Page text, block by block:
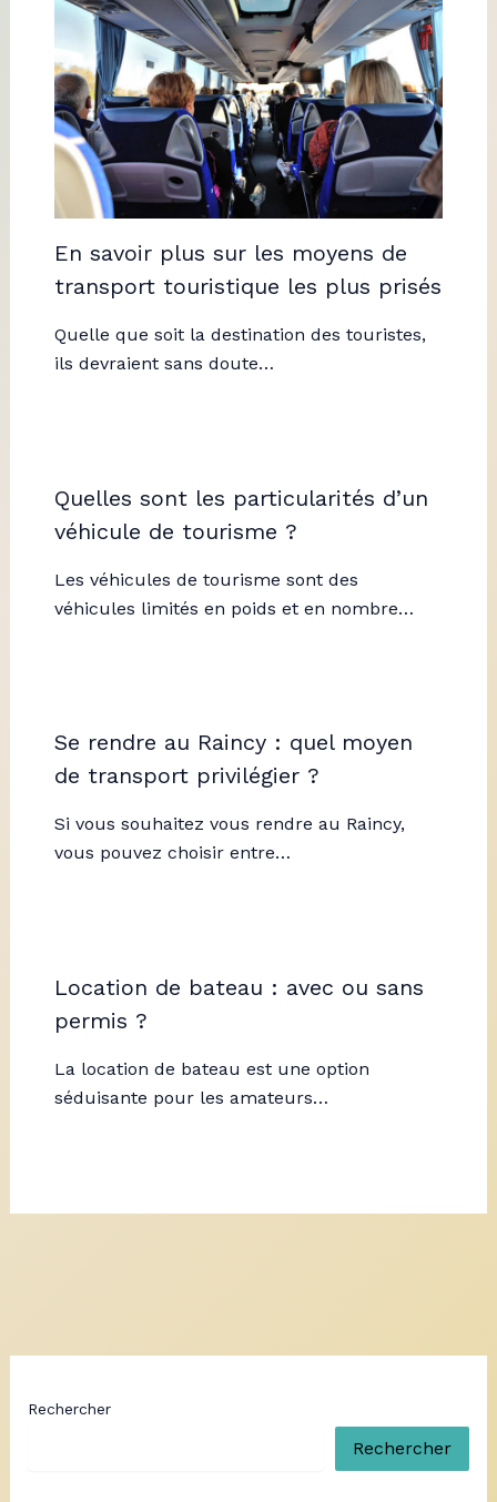
En savoir plus sur les moyens de
transport touristique les plus prisés
Quelle que soit la destination des touristes,
ils devraient sans doute…
Quelles sont les particularités d’un
véhicule de tourisme ?
Les véhicules de tourisme sont des
véhicules limités en poids et en nombre…
Se rendre au Raincy : quel moyen
de transport privilégier ?
Si vous souhaitez vous rendre au Raincy,
vous pouvez choisir entre…
Location de bateau : avec ou sans
permis ?
La location de bateau est une option
séduisante pour les amateurs…
Rechercher
Rechercher